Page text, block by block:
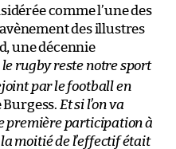
comme l’une des
des illustres
une décennie
le rugby reste notre sport
par le football en
Et si l’on va
première participation à
moitié de l’effectif était